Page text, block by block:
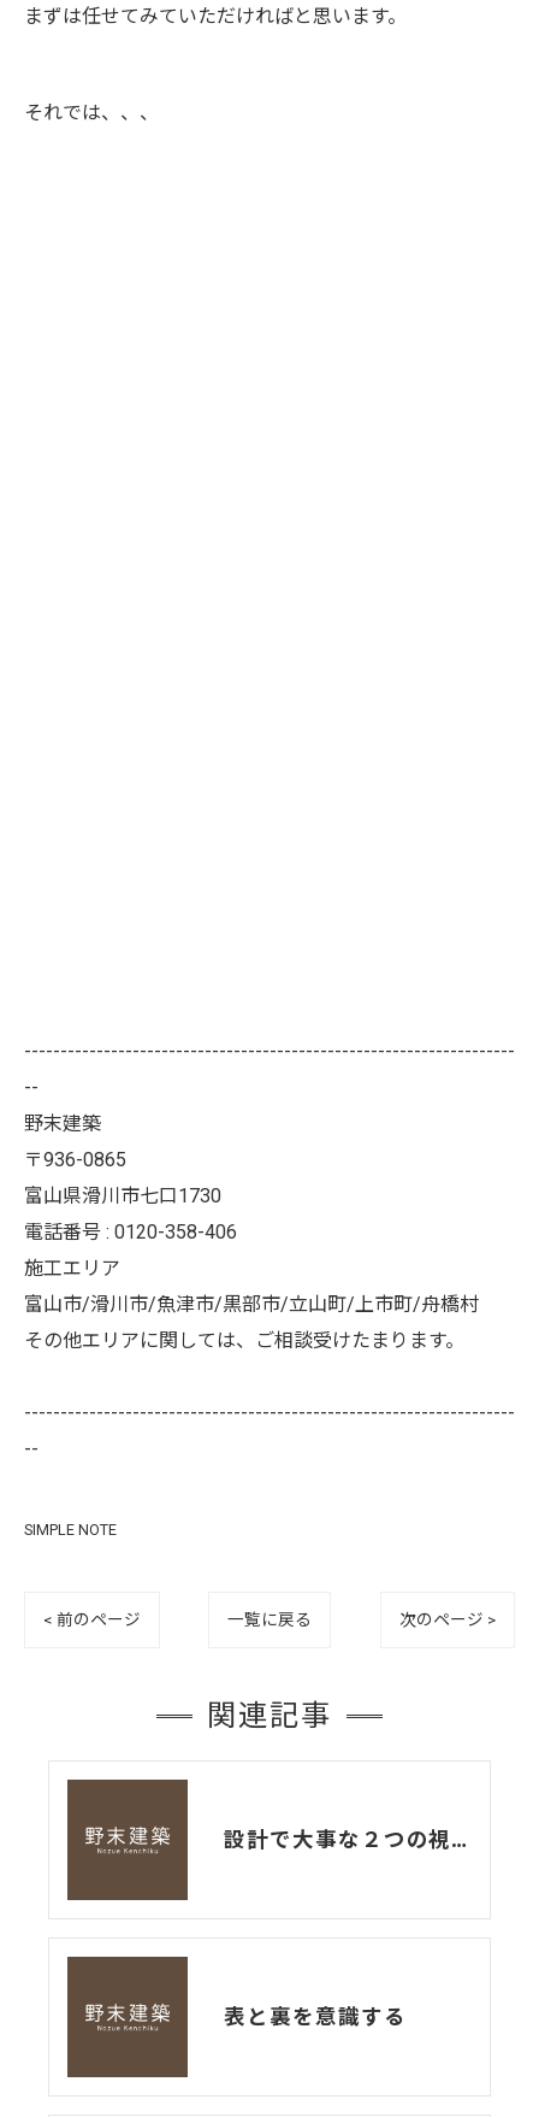
まずは任せてみていただければと思います。
それでは、、、
--------------------------------------------------------------------
--
野末建築
〒936-0865
富山県滑川市七口1730
電話番号 : 0120-358-406
施工エリア
富山市/滑川市/魚津市/黒部市/立山町/上市町/舟橋村
その他エリアに関しては、ご相談受けたまります。
--------------------------------------------------------------------
--
SIMPLE NOTE
< 前のページ 一覧に戻る 次のページ >
関連記事
設計で大事な２つの視点
表と裏を意識する